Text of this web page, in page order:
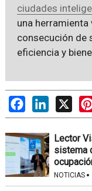
ciudades
una herramienta
consecución de
eficiencia y
FacebookLinkedIn
X
Lector
sistema
NOTICIAS ·